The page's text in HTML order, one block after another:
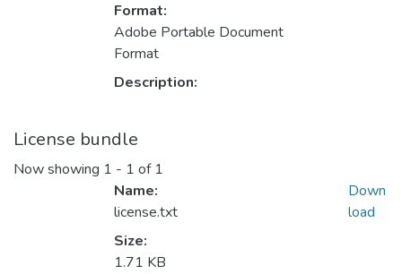
Format:
Adobe Portable Document
Format
Description:
License bundle
Now showing 1 - 1 of 1
Name:
license.txt
Size:
1.71 KB
Down
load